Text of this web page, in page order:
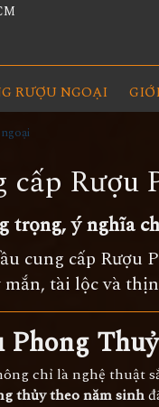
RƯỢU NGOẠI
Rượu
trọng, ý nghĩa
cung cấp Rượu
tài lộc và
chỉ là nghệ thuật
thủy theo năm sinh